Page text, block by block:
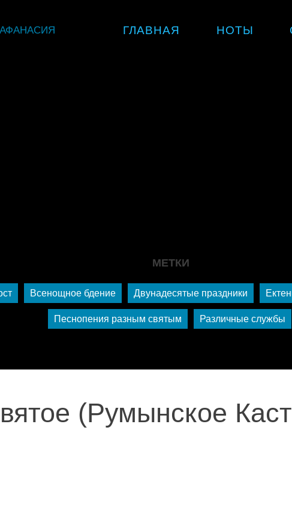
ГЛАВНАЯ НОТЫ
МЕТКИ
Всенощное бдение Двунадесятые праздники
Песнопения разным святым Различные службы
(Румынское